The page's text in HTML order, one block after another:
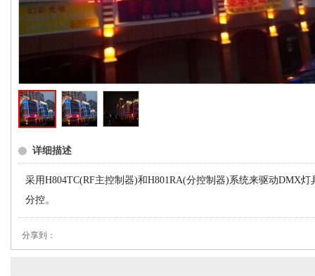
详细描述
采用H804TC(RF主控制器)和H801RA(分控制器)系统来驱动DMX
分控。
分享到：